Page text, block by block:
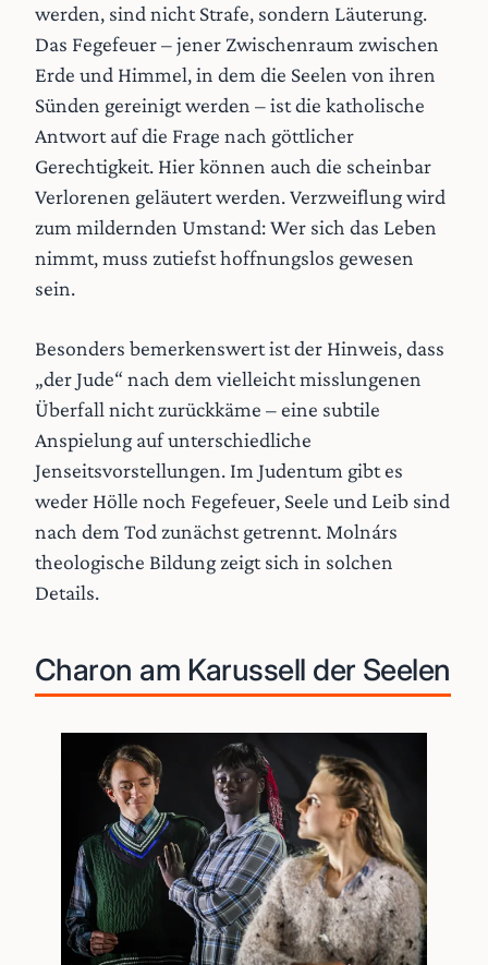
werden, sind nicht Strafe, sondern Läuterung.
Das Fegefeuer – jener Zwischenraum zwischen
Erde und Himmel, in dem die Seelen von ihren
Sünden gereinigt werden – ist die katholische
Antwort auf die Frage nach göttlicher
Gerechtigkeit. Hier können auch die scheinbar
Verlorenen geläutert werden. Verzweiflung wird
zum mildernden Umstand: Wer sich das Leben
nimmt, muss zutiefst hoffnungslos gewesen
sein.
Besonders bemerkenswert ist der Hinweis, dass
„der Jude“ nach dem vielleicht misslungenen
Überfall nicht zurückkäme – eine subtile
Anspielung auf unterschiedliche
Jenseitsvorstellungen. Im Judentum gibt es
weder Hölle noch Fegefeuer, Seele und Leib sind
nach dem Tod zunächst getrennt. Molnárs
theologische Bildung zeigt sich in solchen
Details.
Charon am Karussell der Seelen